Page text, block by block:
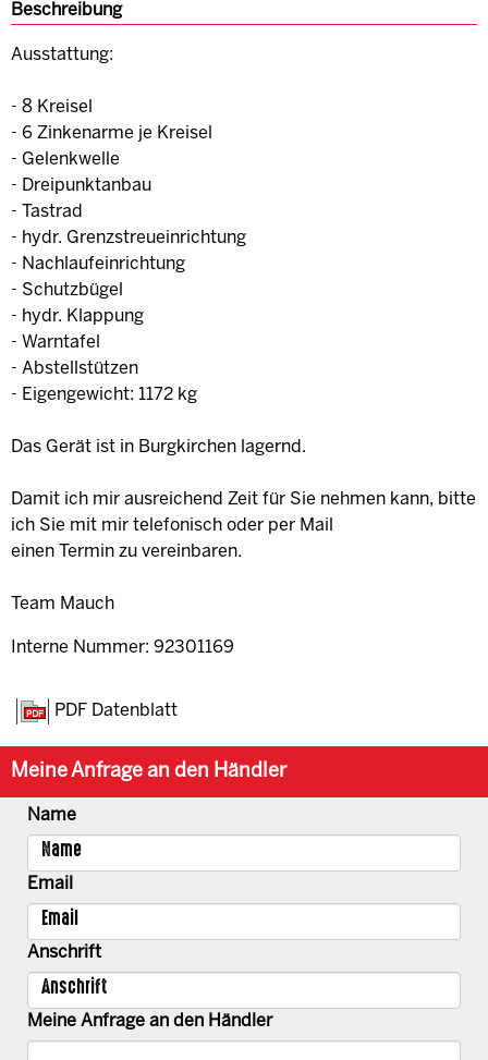
Beschreibung
Ausstattung:
- 8 Kreisel
- 6 Zinkenarme je Kreisel
- Gelenkwelle
- Dreipunktanbau
- Tastrad
- hydr. Grenzstreueinrichtung
- Nachlaufeinrichtung
- Schutzbügel
- hydr. Klappung
- Warntafel
- Abstellstützen
- Eigengewicht: 1172 kg
Das Gerät ist in Burgkirchen lagernd.
Damit ich mir ausreichend Zeit für Sie nehmen kann, bitte
ich Sie mit mir telefonisch oder per Mail
einen Termin zu vereinbaren.
Team Mauch
Interne Nummer: 92301169
PDF Datenblatt
Meine Anfrage an den Händler
Name
Email
Anschrift
Meine Anfrage an den Händler